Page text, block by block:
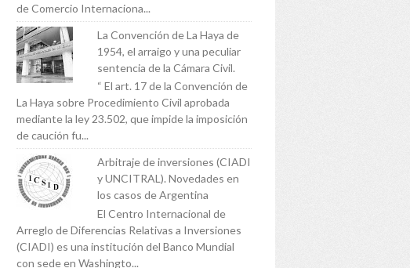
de Comercio Internaciona...
La Convención de La Haya de
1954, el arraigo y una peculiar
sentencia de la Cámara Civil.
“ El art. 17 de la Convención de
La Haya sobre Procedimiento Civil aprobada
mediante la ley 23.502, que impide la imposición
de caución fu...
Arbitraje de inversiones (CIADI
y UNCITRAL). Novedades en
los casos de Argentina
El Centro Internacional de
Arreglo de Diferencias Relativas a Inversiones
(CIADI) es una institución del Banco Mundial
con sede en Washingto...